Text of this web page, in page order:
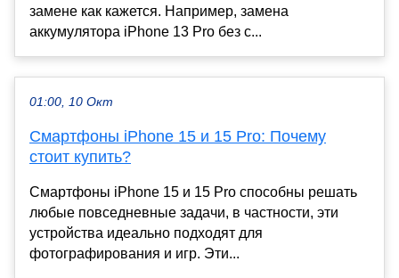
замене как кажется. Например, замена
аккумулятора iPhone 13 Pro без с...
01:00, 10 Окт
Смартфоны iPhone 15 и 15 Pro: Почему
стоит купить?
Смартфоны iPhone 15 и 15 Pro способны решать
любые повседневные задачи, в частности, эти
устройства идеально подходят для
фотографирования и игр. Эти...